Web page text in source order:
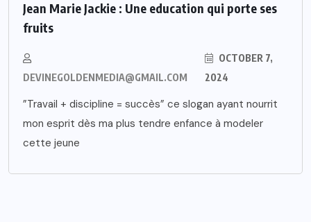
Jean Marie Jackie : Une education qui porte ses
fruits
DEVINEGOLDENMEDIA@GMAIL.COM
OCTOBER 7,
2024
”Travail + discipline = succès” ce slogan ayant nourrit
mon esprit dès ma plus tendre enfance à modeler
cette jeune